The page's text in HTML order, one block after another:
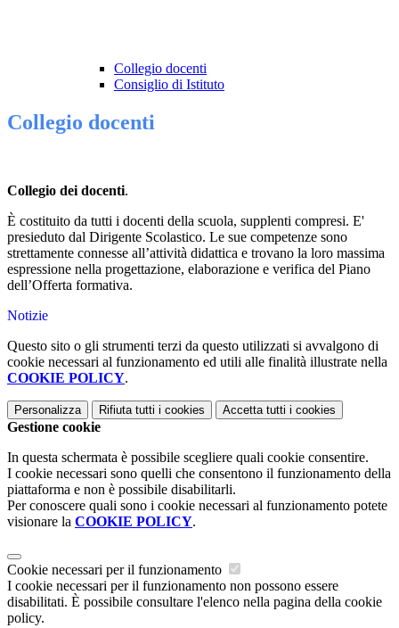
Collegio docenti
Consiglio di Istituto
Collegio docenti
Collegio dei docenti.
È costituito da tutti i docenti della scuola, supplenti compresi. E'
presieduto dal Dirigente Scolastico. Le sue competenze sono
strettamente connesse all’attività didattica e trovano la loro massima
espressione nella progettazione, elaborazione e verifica del Piano
dell’Offerta formativa.
Notizie
Questo sito o gli strumenti terzi da questo utilizzati si avvalgono di
cookie necessari al funzionamento ed utili alle finalità illustrate nella
COOKIE POLICY.
Personalizza Rifiuta tutti i cookies Accetta tutti i cookies
Gestione cookie
In questa schermata è possibile scegliere quali cookie consentire.
I cookie necessari sono quelli che consentono il funzionamento della
piattaforma e non è possibile disabilitarli.
Per conoscere quali sono i cookie necessari al funzionamento potete
visionare la COOKIE POLICY.
Cookie necessari per il funzionamento
I cookie necessari per il funzionamento non possono essere
disabilitati. È possibile consultare l'elenco nella pagina della cookie
policy.